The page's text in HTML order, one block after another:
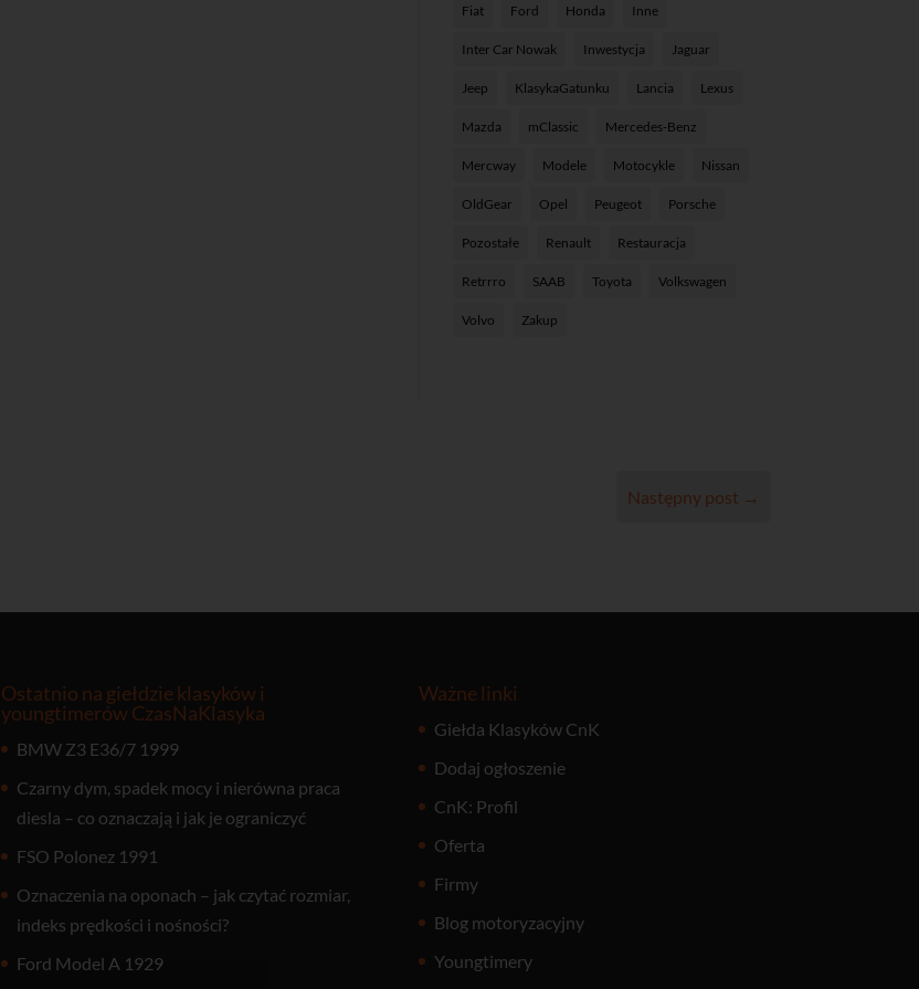
Fiat Ford Honda Inne
Inter Car Nowak Inwestycja Jaguar
Jeep KlasykaGatunku Lancia Lexus
Mazda mClassic Mercedes-Benz
Mercway Modele Motocykle Nissan
OldGear Opel Peugeot Porsche
Pozostałe Renault Restauracja
Retrrro SAAB Toyota Volkswagen
Volvo Zakup
Następny post →
Ostatnio na giełdzie klasyków i
youngtimerów CzasNaKlasyka
BMW Z3 E36/7 1999
Czarny dym, spadek mocy i nierówna praca
diesla – co oznaczają i jak je ograniczyć
FSO Polonez 1991
Oznaczenia na oponach – jak czytać rozmiar,
indeks prędkości i nośności?
Ford Model A 1929
Ważne linki
Giełda Klasyków CnK
Dodaj ogłoszenie
CnK: Profil
Oferta
Firmy
Blog motoryzacyjny
Youngtimery